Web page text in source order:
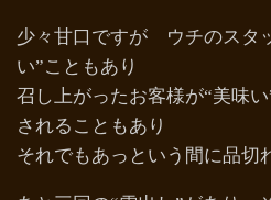
少々甘口ですが ウチのスタ
い”こともあり
召し上がったお客様が“美味
されることもあり
それでもあっという間に品切